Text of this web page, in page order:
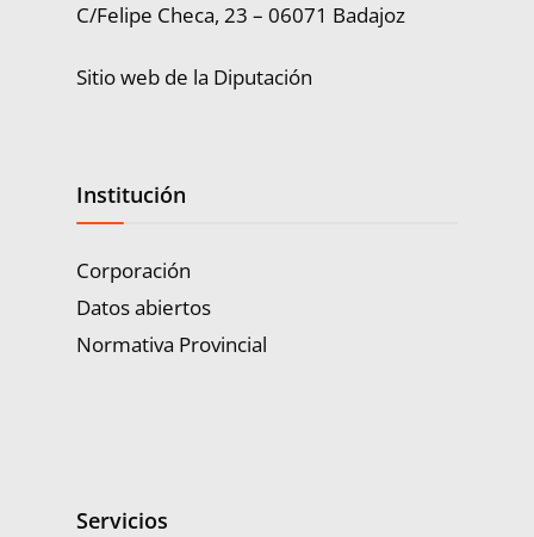
C/Felipe Checa, 23 – 06071 Badajoz
Sitio web de la Diputación
Institución
Corporación
Datos abiertos
Normativa Provincial
Servicios